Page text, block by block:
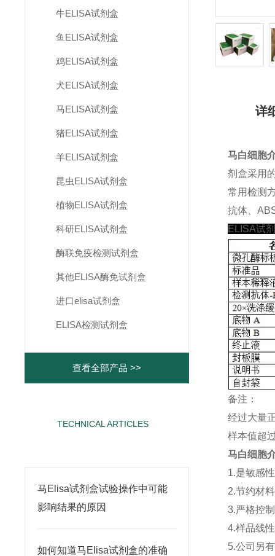
牛ELISA试剂盒
鱼ELISA试剂盒
鸡ELISA试剂盒
犬ELISA试剂盒
马ELISA试剂盒
猪ELISA试剂盒
羊ELISA试剂盒
昆虫ELISA试剂盒
植物ELISA试剂盒
科研ELISA试剂盒
酶联免疫检测试剂盒
其他ELISA酶免试剂盒
进口elisa试剂盒
ELISA检测试剂盒
查看全部产品 >>
TECHNICAL ARTICLES
马Elisa试剂盒试验操作中可能
影响结果的原因
如何知道马Elisa试剂盒的准确
详
马白细胞
剂盒采用
常用检测
抗体、
ELISA试
备注：
经过大量
样本值超
马白细胞
1.是敏感
2.节约材
3.严格控
4.样品线
5.公司另